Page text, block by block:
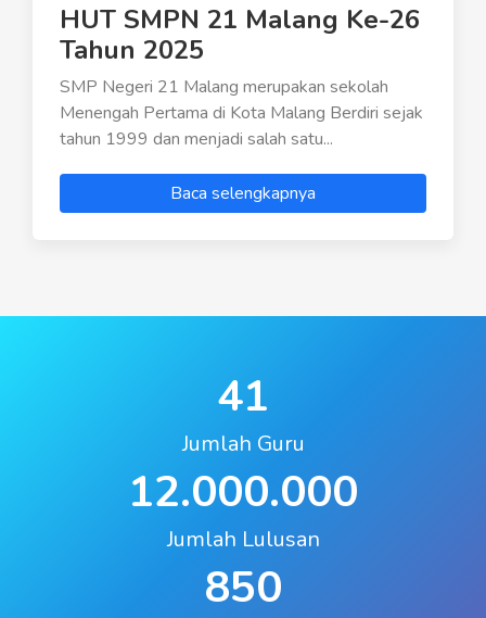
HUT SMPN 21 Malang Ke-26
Tahun 2025
SMP Negeri 21 Malang merupakan sekolah
Menengah Pertama di Kota Malang Berdiri sejak
tahun 1999 dan menjadi salah satu...
Baca selengkapnya
41
Jumlah Guru
12.000.000
Jumlah Lulusan
850